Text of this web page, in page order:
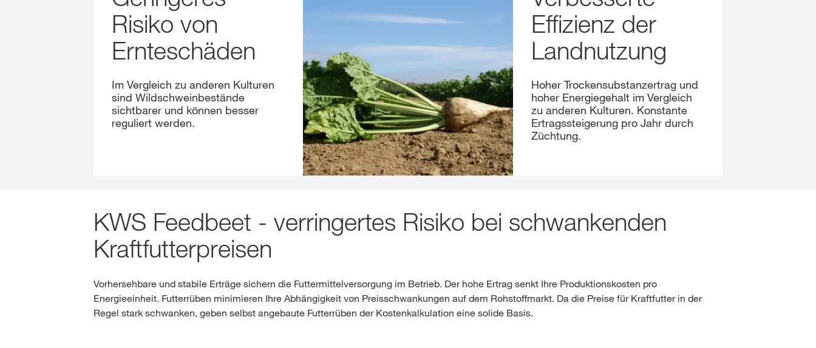
Risiko von
Ernteschäden
Im Vergleich zu anderen Kulturen
sind Wildschweinbestände
sichtbarer und können besser
reguliert werden.
Effizienz der
Landnutzung
Hoher Trockensubstanzertrag und
hoher Energiegehalt im Vergleich
zu anderen Kulturen. Konstante
Ertragssteigerung pro Jahr durch
Züchtung.
KWS Feedbeet - verringertes Risiko bei schwankenden
Kraftfutterpreisen
Vorhersehbare und stabile Erträge sichern die Futtermittelversorgung im Betrieb.​ Der hohe Ertrag senkt Ihre Produktionskosten pro
Energieeinheit. Futterrüben minimieren Ihre Abhängigkeit von Preisschwankungen auf dem Rohstoffmarkt. Da die Preise für Kraftfutter in der
Regel stark schwanken, geben selbst angebaute Futterrüben der Kostenkalkulation eine solide Basis.